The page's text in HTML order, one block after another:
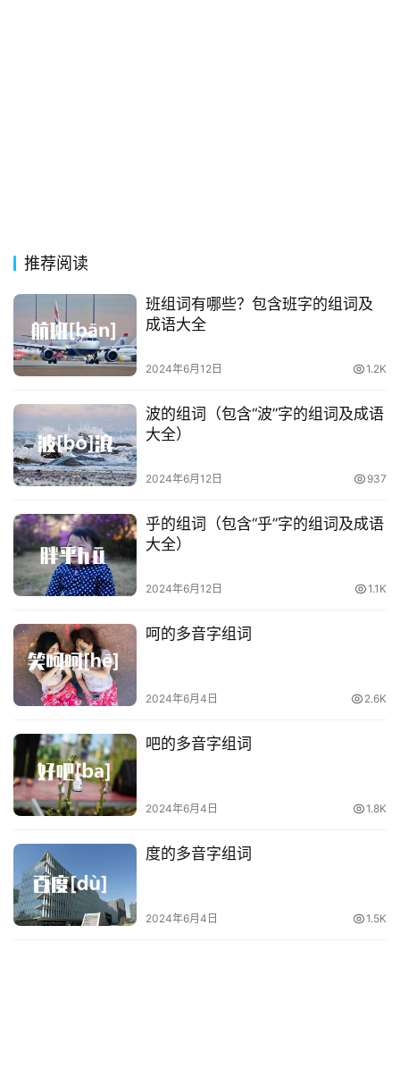
词
网
络
热
电
影
台
其
他
词
推荐阅读
班组词有哪些？包含班字的组词及
成语大全
2024年6月12日 1.2K
波的组词（包含“波”字的组词及成语
大全）
2024年6月12日 937
乎的组词（包含“乎”字的组词及成语
大全）
2024年6月12日 1.1K
呵的多音字组词
2024年6月4日 2.6K
吧的多音字组词
2024年6月4日 1.8K
度的多音字组词
2024年6月4日 1.5K